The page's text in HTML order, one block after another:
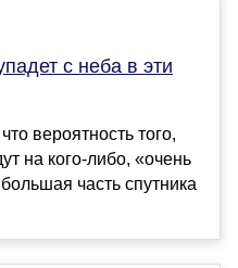
с неба в эти
вероятность того,
на кого-либо, «очень
часть спутника